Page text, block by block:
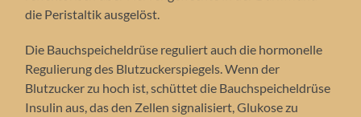
die Peristaltik ausgelöst.
Die Bauchspeicheldrüse reguliert auch die hormonelle
Regulierung des Blutzuckerspiegels. Wenn der
Blutzucker zu hoch ist, schüttet die Bauchspeicheldrüse
Insulin aus, das den Zellen signalisiert, Glukose zu